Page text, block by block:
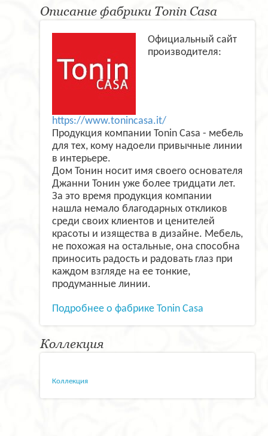
Описание фабрики Tonin Casa
Официальный сайт
производителя:
https://www.tonincasa.it/
Продукция компании Tonin Casa - мебель
для тех, кому надоели привычные линии
в интерьере.
Дом Тонин носит имя своего основателя
Джанни Тонин уже более тридцати лет.
За это время продукция компании
нашла немало благодарных откликов
среди своих клиентов и ценителей
красоты и изящества в дизайне. Мебель,
не похожая на остальные, она способна
приносить радость и радовать глаз при
каждом взгляде на ее тонкие,
продуманные линии.
Подробнее о фабрике Tonin Casa
Коллекция
Коллекция